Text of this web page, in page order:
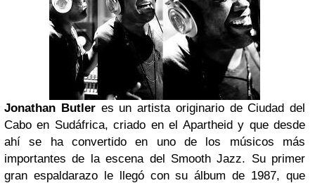
Jonathan Butleres un artista originario de Ciudad del
Cabo en Sudáfrica, criado en el Apartheid y que desde
ahí se ha convertido en uno de los músicos más
importantes de la escena del Smooth Jazz. Su primer
gran espaldarazo le llegó con su álbum de 1987, que